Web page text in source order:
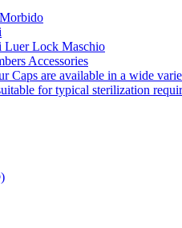
Luer Lock Maschio
Accessories
Caps are available in a wide
for typical sterilization